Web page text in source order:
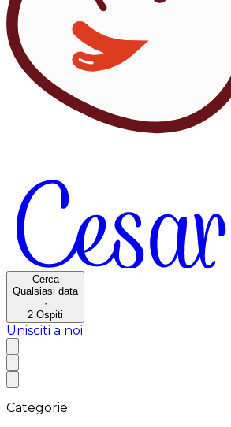
Cerca
Qualsiasi data
·
2 Ospiti
Unisciti a noi
Categorie